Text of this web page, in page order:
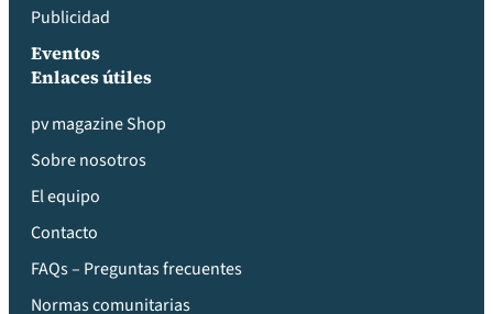
Publicidad
Eventos
Enlaces útiles
pv magazine Shop
Sobre nosotros
El equipo
Contacto
FAQs – Preguntas frecuentes
Normas comunitarias